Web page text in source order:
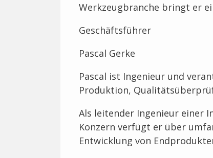
Werkzeugbranche bringt er
Geschäftsführer
Pascal Gerke
Pascal ist Ingenieur und
Produktion,
Als leitender Ingenieur einer
Konzern verfügt er über
Entwicklung von